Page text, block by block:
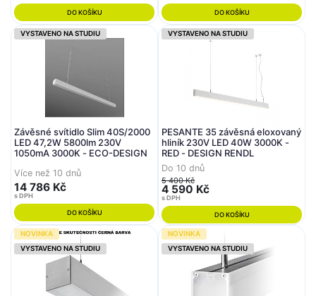
DO KOŠÍKU DO KOŠÍKU
VYSTAVENO NA STUDIU
Závěsné svítidlo Slim 40S/2000
LED 47,2W 5800lm 230V
1050mA 3000K - ECO-DESIGN
Více než 10 dnů
14 786 Kč
s DPH
DO KOŠÍKU
VYSTAVENO NA STUDIU
PESANTE 35 závěsná eloxovaný
hliník 230V LED 40W 3000K -
RED - DESIGN RENDL
Do 10 dnů
5 400 Kč
4 590 Kč
s DPH
DO KOŠÍKU
NOVINKA
VYSTAVENO NA STUDIU
NOVINKA
VYSTAVENO NA STUDIU